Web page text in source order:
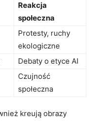
Reakcja
społeczna
Protesty, ruchy
ekologiczne
Debaty o etyce AI
Czujność
społeczna
kreują obrazy